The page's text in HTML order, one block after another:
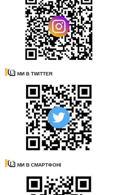
МИ В TWITTER
МИ В СМАРТФОНІ